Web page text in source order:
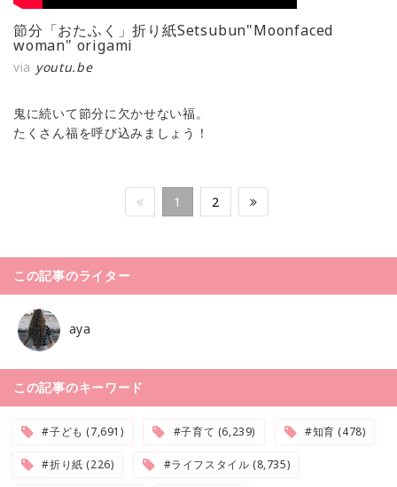
節分「おたふく」折り紙Setsubun"Moonfaced
woman" origami
via youtu.be
鬼に続いて節分に欠かせない福。
たくさん福を呼び込みましょう！
1 2
この記事のライター
aya
この記事のキーワード
#子ども (7,691) #子育て (6,239) #知育 (478)
#折り紙 (226) #ライフスタイル (8,735)